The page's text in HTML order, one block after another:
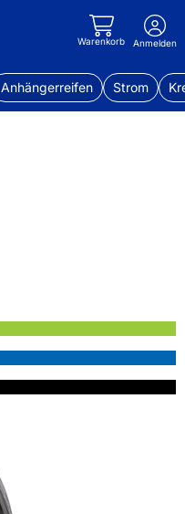
Warenkorb Anmelden
Anhängerreifen Strom